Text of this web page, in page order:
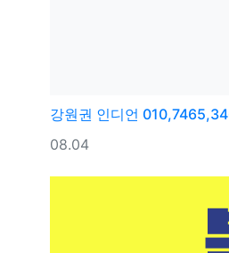
강원권 인디언
등록일
08.04